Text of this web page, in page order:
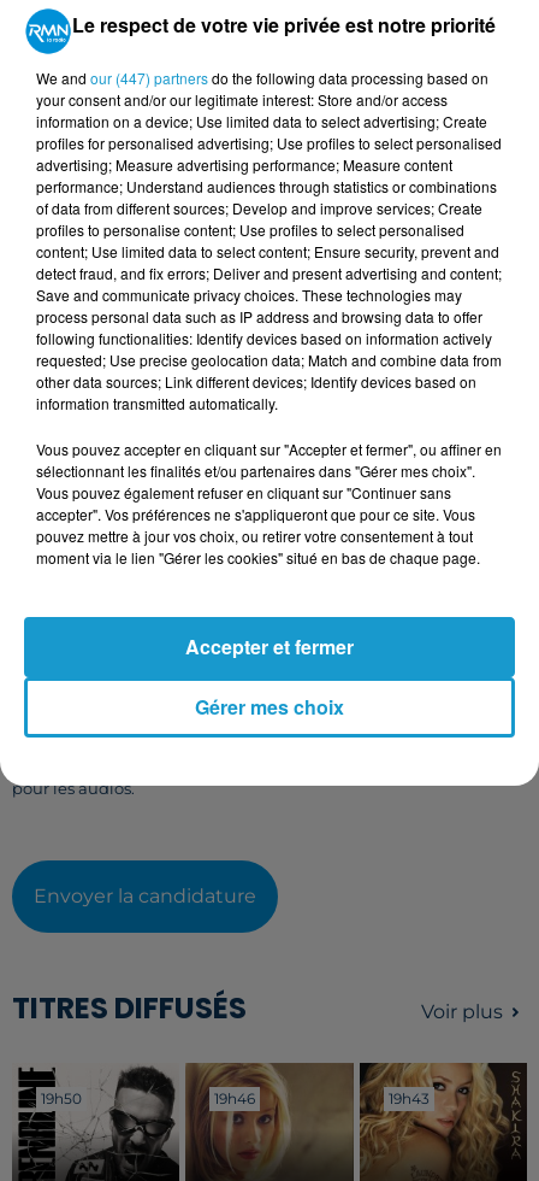
Votre n° de téléphone*
Votre message*
Taille maximum : 500 caractères
Votre CV
pour les audios.
Votre lettre de motivation
pour les audios.
Envoyer la candidature
TITRES DIFFUSÉS Voir plus
19h50
19h50 19h46
19h46 19h43
19h43
Le respect de votre vie privée est notre priorité
We and our (447) partnersdo the following data processing based on
your consent and/or our legitimate interest: Store and/or access
information on a device; Use limited data to select advertising; Create
profiles for personalised advertising; Use profiles to select personalised
advertising; Measure advertising performance; Measure content
performance; Understand audiences through statistics or combinations
of data from different sources; Develop and improve services; Create
profiles to personalise content; Use profiles to select personalised
content; Use limited data to select content; Ensure security, prevent and
detect fraud, and fix errors; Deliver and present advertising and content;
Save and communicate privacy choices. These technologies may
process personal data such as IP address and browsing data to offer
following functionalities: Identify devices based on information actively
requested; Use precise geolocation data; Match and combine data from
other data sources; Link different devices; Identify devices based on
information transmitted automatically.
Vous pouvez accepter en cliquant sur "Accepter et fermer", ou affiner en
sélectionnant les finalités et/ou partenaires dans "Gérer mes choix".
Vous pouvez également refuser en cliquant sur "Continuer sans
accepter". Vos préférences ne s'appliqueront que pour ce site. Vous
pouvez mettre à jour vos choix, ou retirer votre consentement à tout
moment via le lien "Gérer les cookies" situé en bas de chaque page.
Gérer mes choix
Accepter et fermer